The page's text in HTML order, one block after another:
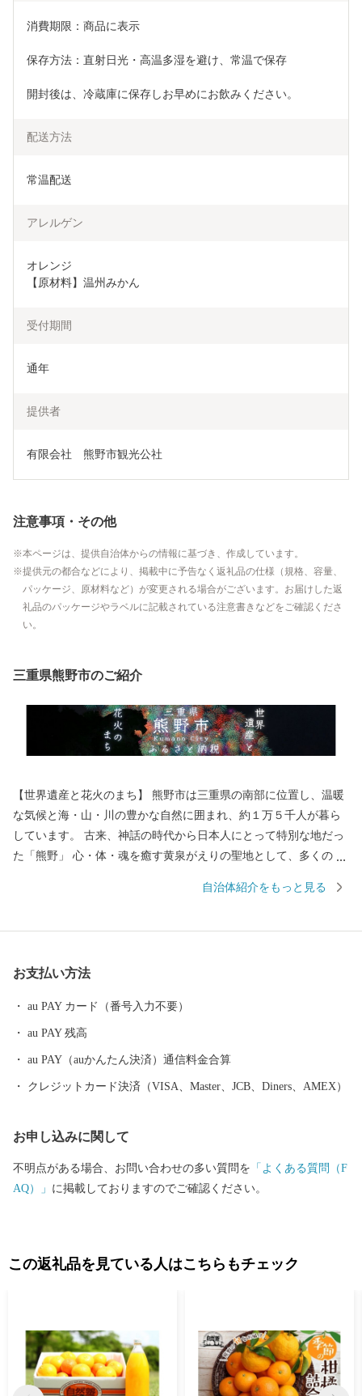
消費期限：商品に表示
保存方法：直射日光・高温多湿を避け、常温で保存
開封後は、冷蔵庫に保存しお早めにお飲みください。
配送方法
常温配送
アレルゲン
オレンジ
受付期間
通年
提供者
有限会社　熊野市観光公社
注意事項・その他
本ページは、提供自治体からの情報に基づき、作成しています。
提供元の都合などにより、掲載中に予告なく返礼品の仕様（規格、容量、
パッケージ、原材料など）が変更される場合がございます。お届けした返
礼品のパッケージやラベルに記載されている注意書きなどをご確認くださ
い。
三重県熊野市のご紹介
【世界遺産と花火のまち】 熊野市は三重県の南部に位置し、温暖
な気候と海・山・川の豊かな自然に囲まれ、約１万５千人が暮ら
しています。 古来、神話の時代から日本人にとって特別な地だっ
た「熊野」 心・体・魂を癒す黄泉がえりの聖地として、多くの
「熊野古道」 海を見下ろすような巨岩の「獅子岩」 日本最古の神
余年もの伝統を誇り、約１万発の大迫力の花火や 世界遺産に轟く
音と光を楽しもうと 全国から多くの人が訪れます。
自治体紹介をもっと見る
お支払い方法
au PAY カード（番号入力不要）
au PAY 残高
au PAY（auかんたん決済）通信料金合算
クレジットカード決済（VISA、Master、JCB、Diners、AMEX）
お申し込みに関して
不明点がある場合、お問い合わせの多い質問を 「よくある質問（F
AQ）」 に掲載しておりますのでご確認ください。
この返礼品を見ている人はこちらもチェック